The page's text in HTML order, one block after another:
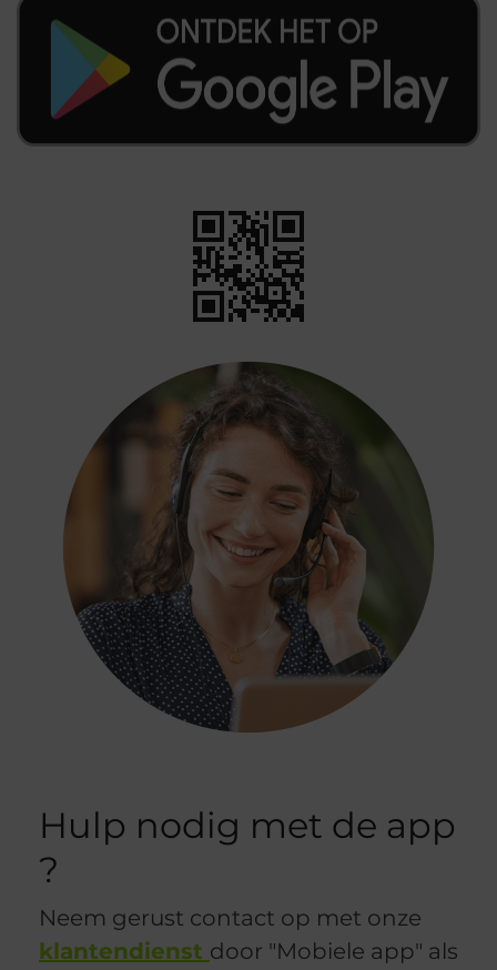
Hulp nodig met de app
?
Neem gerust contact op met onze
klantendienst door "Mobiele app" als